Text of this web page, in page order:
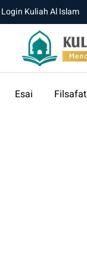
Login Kuliah Al Islam
Esai Filsafat